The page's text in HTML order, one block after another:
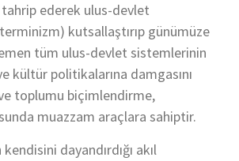
ederek ulus-devlet
kutsallaştırıp günümüze
tüm ulus-devlet sistemlerinin
kültür politikalarına damgasını
toplumu biçimlendirme,
muazzam araçlara sahiptir.
dayandırdığı akıl